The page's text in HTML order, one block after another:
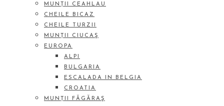
MUNȚII CEAHLAU
CHEILE BICAZ
CHEILE TURZII
MUNȚII CIUCAŞ
EUROPA
ALPI
BULGARIA
ESCALADA IN BELGIA
CROATIA
MUNȚII FĂGĂRAŞ